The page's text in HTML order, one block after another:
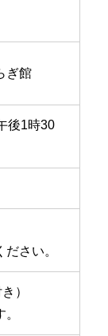
ぎ館
1時30
さい。
）